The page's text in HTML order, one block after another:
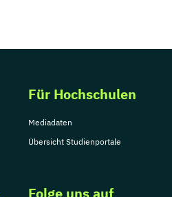
Für Hochschulen
Mediadaten
Übersicht Studienportale
Folge uns auf